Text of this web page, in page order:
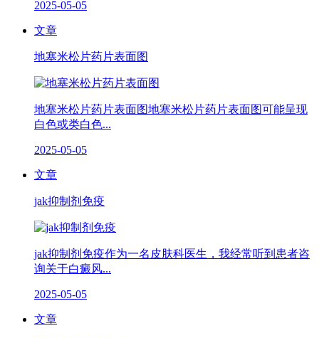
2025-05-05
文章
地塞米松片药片表面图
地塞米松片药片表面图地塞米松片药片表面图可能呈现
白色或类白色...
2025-05-05
文章
jak抑制剂免疫
jak抑制剂免疫作为一名皮肤科医生，我经常听到患者咨
询关于白癜风...
2025-05-05
文章